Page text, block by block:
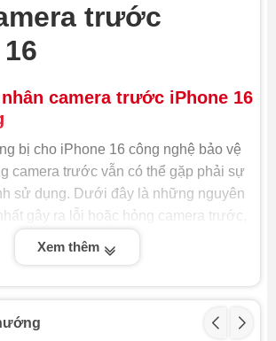
trước
camera trước iPhone 16
bị cho iPhone 16 công nghệ bảo vệ
camera trước vẫn có thể gặp phải sự
sử dụng. Dưới đây là những nguyên
gây ra lỗi hoặc hỏng camera trước,
camera trước iPhone 16 hoặc sửa
bị hỏng. Lực tác động mạnh có thể
Xem thêm